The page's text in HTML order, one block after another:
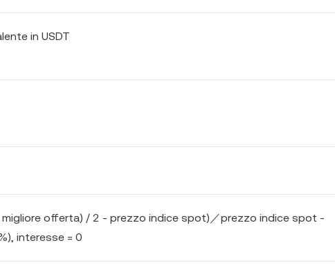
in USDT
migliore offerta) / 2 - prezzo indice spot)／prezzo indice spot -
interesse = 0